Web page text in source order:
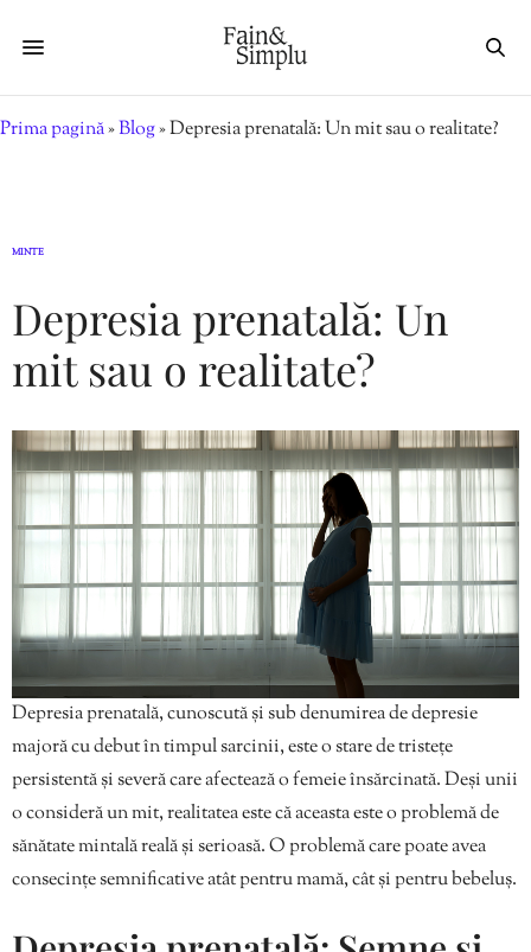
Prima pagină»Blog»Depresia prenatală: Un mit sau o realitate?
MINTE
Depresia prenatală: Un
mit sau o realitate?
Depresia prenatală, cunoscută și sub denumirea de depresie
majoră cu debut în timpul sarcinii, este o stare de tristețe
persistentă și severă care afectează o femeie însărcinată. Deși unii
o consideră un mit, realitatea este că aceasta este o problemă de
sănătate mintală reală și serioasă. O problemă care poate avea
consecințe semnificative atât pentru mamă, cât și pentru bebeluș.